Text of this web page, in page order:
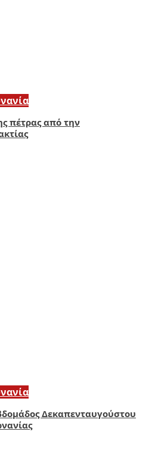
πέτρας από την
Δεκαπενταυγούστου